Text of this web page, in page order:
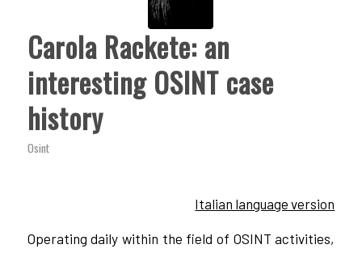
Carola Rackete: an
interesting OSINT case
history
Osint
Italian language version
Operating daily within the field of OSINT activities,